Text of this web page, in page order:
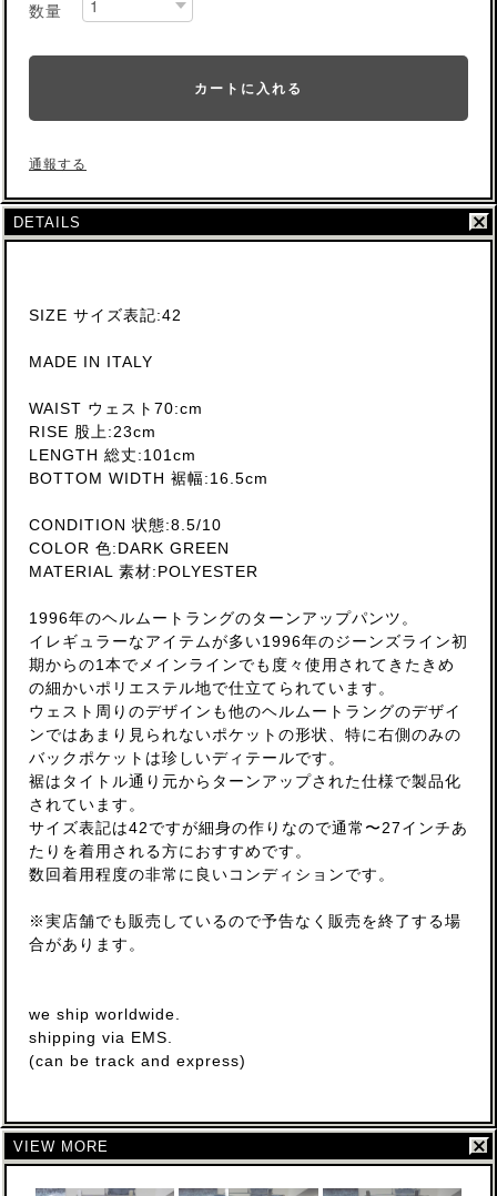
数量
カートに入れる
通報する
DETAILS
SIZE サイズ表記:42
MADE IN ITALY
WAIST ウェスト70:cm
RISE 股上:23cm
LENGTH 総丈:101cm
BOTTOM WIDTH 裾幅:16.5cm
CONDITION 状態:8.5/10
COLOR 色:DARK GREEN
MATERIAL 素材:POLYESTER
1996年のヘルムートラングのターンアップパンツ。
イレギュラーなアイテムが多い1996年のジーンズライン初
期からの1本でメインラインでも度々使用されてきたきめ
の細かいポリエステル地で仕立てられています。
ウェスト周りのデザインも他のヘルムートラングのデザイ
ンではあまり見られないポケットの形状、特に右側のみの
バックポケットは珍しいディテールです。
裾はタイトル通り元からターンアップされた仕様で製品化
されています。
サイズ表記は42ですが細身の作りなので通常〜27インチあ
たりを着用される方におすすめです。
数回着用程度の非常に良いコンディションです。
※実店舗でも販売しているので予告なく販売を終了する場
合があります。
we ship worldwide.
shipping via EMS.
(can be track and express)
VIEW MORE